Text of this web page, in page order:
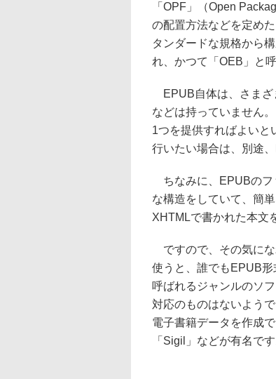
「OPF」（Open
の配置方法などを定め
タンダードな規格から
れ、かつて「OEB」と
EPUB自体は、さまざ
などは持っていません
1つを提供すればよいと
行いたい場合は、別途
ちなみに、EPUBのフ
な構造をしていて、簡
XHTMLで書かれた本文
ですので、その気にな
使うと、誰でもEPUB
呼ばれるジャンルのソ
対応のものはないよう
電子書籍データを作成
「Sigil」などが有名です